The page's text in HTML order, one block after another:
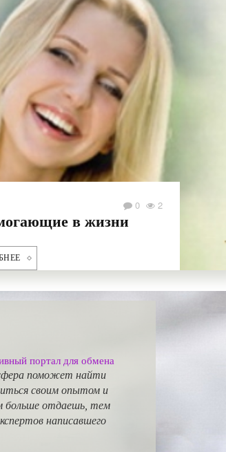
Смириться и не потерять
портал для обмена
поможет найти
своим опытом и
больше отдаешь, тем
написавшего